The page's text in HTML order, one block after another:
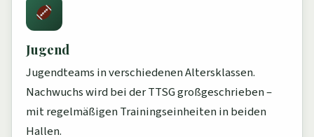
Jugend
Jugendteams in verschiedenen Altersklassen.
Nachwuchs wird bei der TTSG großgeschrieben –
mit regelmäßigen Trainingseinheiten in beiden
Hallen.